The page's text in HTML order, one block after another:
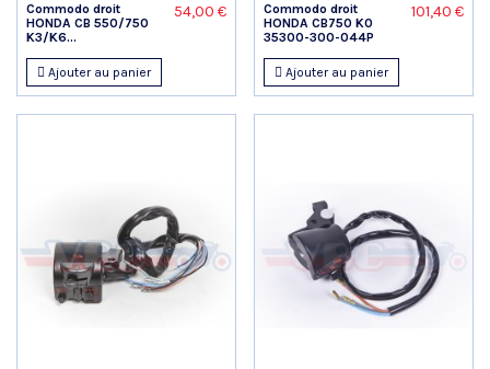
Commodo droit
HONDA CB 550/750
K3/K6...
54,00 €
Ajouter au panier
Commodo droit
HONDA CB750 K0
35300-300-044P
101,40 €
Ajouter au panier